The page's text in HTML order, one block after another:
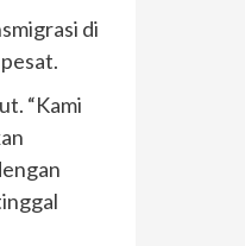
di
“Kami